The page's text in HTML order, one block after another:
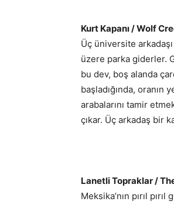
Kurt Kapanı / Wolf
Üç üniversite
üzere parka giderler.
bu dev, boş alanda
başladığında,
arabalarını tamir
çıkar. Üç arkadaş bir
Lanetli Topraklar /
Meksika’nın pırıl